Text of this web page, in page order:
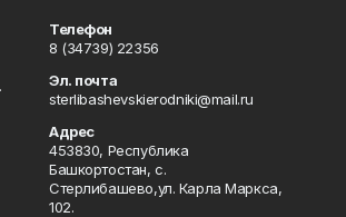
Телефон
8 (34739) 22356
Эл. почта
sterlibashevskierodniki@mail.ru
Адрес
453830, Республика
Башкортостан, c.
Стерлибашево,ул. Карла Маркса,
102.